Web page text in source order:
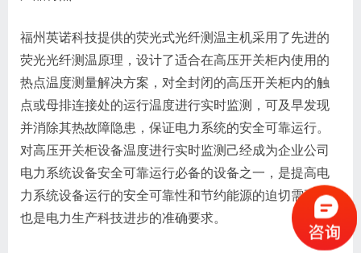
福州英诺科技提供的荧光式光纤测温主机采用了先进的
荧光光纤测温原理，设计了适合在高压开关柜内使用的
热点温度测量解决方案，对全封闭的高压开关柜内的触
点或母排连接处的运行温度进行实时监测，可及早发现
并消除其热故障隐患，保证电力系统的安全可靠运行。
对高压开关柜设备温度进行实时监测己经成为企业公司
电力系统设备安全可靠运行必备的设备之一，是提高电
力系统设备运行的安全可靠性和节约能源的迫切需要，
也是电力生产科技进步的准确要求。